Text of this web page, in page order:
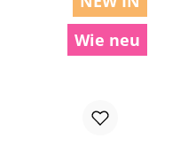
Wie neu